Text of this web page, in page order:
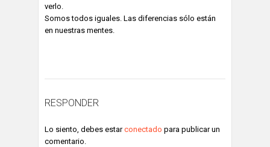
verlo.
Somos todos iguales. Las diferencias sólo están
en nuestras mentes.
RESPONDER
Lo siento, debes estarconectado para publicar un
comentario.